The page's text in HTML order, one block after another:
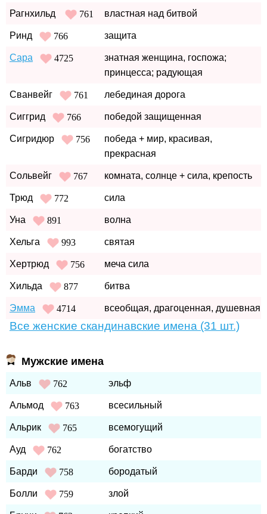
Рагнхильд 761 властная над битвой
Ринд 766 защита
Сара 4725
знатная женщина, госпожа;
принцесса; радующая
Сванвейг 761 лебединая дорога
Сиггрид 766 победой защищенная
Сигридюр 756
победа + мир, красивая,
прекрасная
Сольвейг 767 комната, солнце + сила, крепость
Трюд 772 сила
Уна 891 волна
Хельга 993 святая
Хертрюд 756 меча сила
Хильда 877 битва
Эмма 4714 всеобщая, драгоценная, душевная
Все женские скандинавские имена (31 шт.)
Мужские имена
Альв 762 эльф
Альмод 763 всесильный
Альрик 765 всемогущий
Ауд 762 богатство
Барди 758 бородатый
Болли 759 злой